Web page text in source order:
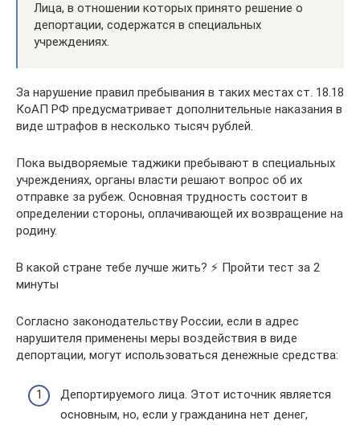
Лица, в отношении которых принято решение о
депортации, содержатся в специальных
учреждениях.
За нарушение правил пребывания в таких местах ст. 18.18
КоАП РФ предусматривает дополнительные наказания в
виде штрафов в несколько тысяч рублей.
Пока выдворяемые таджики пребывают в специальных
учреждениях, органы власти решают вопрос об их
отправке за рубеж. Основная трудность состоит в
определении стороны, оплачивающей их возвращение на
родину.
В какой стране тебе лучше жить? ⚡ Пройти тест за 2
минуты
Согласно законодательству России, если в адрес
нарушителя применены меры воздействия в виде
депортации, могут использоваться денежные средства:
Депортируемого лица. Этот источник является
основным, но, если у гражданина нет денег,